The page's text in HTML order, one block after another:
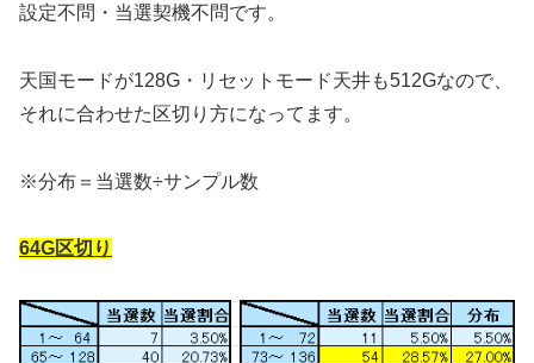
設定不問・当選契機不問です。
天国モードが128G・リセットモード天井も512Gなので、
それに合わせた区切り方になってます。
※分布＝当選数÷サンプル数
64G区切り